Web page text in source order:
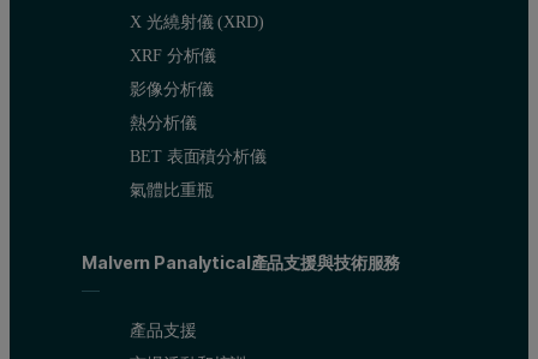
X 光繞射儀 (XRD)
XRF 分析儀
影像分析儀
熱分析儀
BET 表面積分析儀
氣體比重瓶
Malvern Panalytical產品支援與技術服務
產品支援